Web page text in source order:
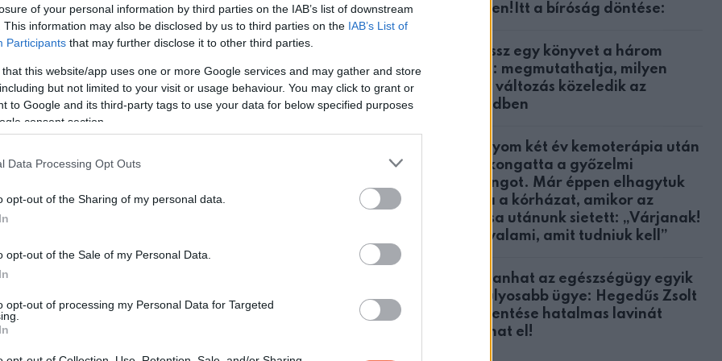
of your personal information by third parties on the IAB’s list of downstream
This information may also be disclosed by us to third parties on the IAB’s List of
Participants that may further disclose it to other third parties.
that this website/app uses one or more Google services and may gather and store
but not limited to your visit or usage behaviour. You may click to grant or
to Google and its third-party tags to use your data for below specified purposes
consent section.
Data Processing Opt Outs
opt-out of the Sharing of my personal data.
opt-out of the Sale of my Personal Data.
opt-out of processing my Personal Data for Targeted
felismerte, hogy a 21 éves nőhöz nem csatlakozott a
miután a szervezők leengedték őt a mélybe. A háttérben valaki azt
A katonai rendőrséghez közel álló források szerint a
a biztonsági kötelet. A helyi hatóságok ezért büntetőeljárást
szerint néhány, az eseményhez köthető dolgozó elmenekült a
erdős részeket. Később legalább két embert a Ponte do Esqueleto
vitték, miután rosszul lett, amikor megtudta menyasszonya
nagyjából 34 dollárt keresett ugrásonként. Azt is állította, hogy a
ügyben!Itt a bíróság döntése:
Válassz egy könyvet a három
közül: megmutathatja, milyen
nagy változás közeledik az
életedben
A lányom két év kemoterápia után
megkongatta a győzelmi
harangot. Már éppen elhagytuk
volna a kórházat, amikor az
orvosa utánunk sietett: „Várjanak!
Van valami, amit tudniuk kell”
Robbanhat az egészségügy egyik
legsúlyosabb ügye: Hegedűs Zsolt
feljelentése hatalmas lavinát
indíthat el!